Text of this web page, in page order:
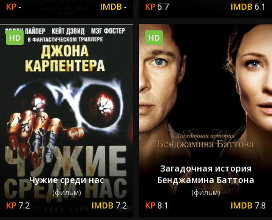
- - 6.7 6.1
Чужие среди нас
(фильм)
7.2 7.2
HD
Загадочная история
Бенджамина Баттона
(фильм)
8.1 7.8
HD